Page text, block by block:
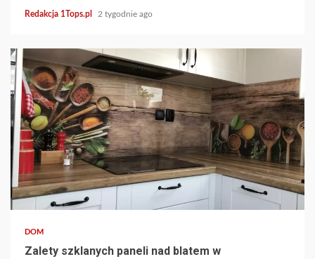
Redakcja 1Tops.pl 2 tygodnie ago
4 min read
DOM
Zalety szklanych paneli nad blatem w